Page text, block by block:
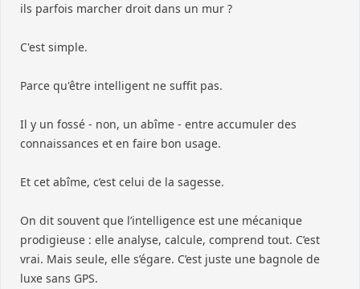
ils parfois marcher droit dans un mur ?
C'est simple.
Parce qu'être intelligent ne suffit pas.
Il y un fossé - non, un abîme - entre accumuler des
connaissances et en faire bon usage.
Et cet abîme, c’est celui de la sagesse.
On dit souvent que l’intelligence est une mécanique
prodigieuse : elle analyse, calcule, comprend tout. C’est
vrai. Mais seule, elle s’égare. C’est juste une bagnole de
luxe sans GPS.